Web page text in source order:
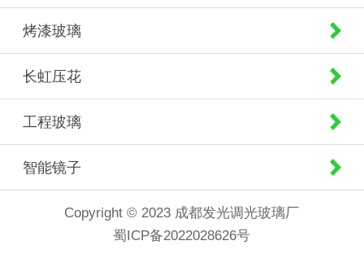
烤漆玻璃
长虹压花
工程玻璃
智能镜子
Copyright © 2023 成都发光调光玻璃厂
蜀ICP备2022028626号